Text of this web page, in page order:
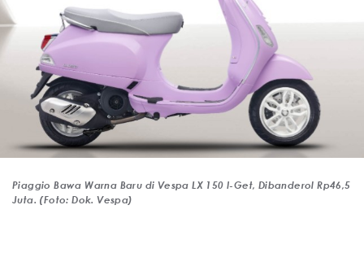
Piaggio Bawa Warna Baru di Vespa LX 150 I-Get, Dibanderol Rp46,5
Juta. (Foto: Dok. Vespa)